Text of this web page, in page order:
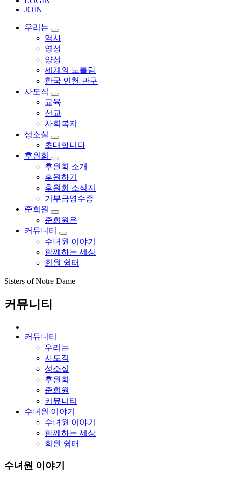
JOIN
우리는
역사
영성
양성
세계의 노틀담
한국 인천 관구
사도직
교육
선교
사회복지
성소실
초대합니다
후원회
후원회 소개
후원하기
후원회 소식지
기부금영수증
준회원
준회원은
커뮤니티
수녀원 이야기
함께하는 세상
회원 쉼터
Sisters of Notre Dame
커뮤니티
커뮤니티
우리는
사도직
성소실
후원회
준회원
커뮤니티
수녀원 이야기
수녀원 이야기
함께하는 세상
회원 쉼터
수녀원 이야기